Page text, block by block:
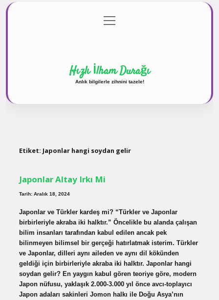
Gizlilik Politikası
menüyü
aç
Hızlı İlham Durağı
Anlık bilgilerle zihnini tazele!
Etiket: Japonlar hangi soydan gelir
Japonlar Altay Irkı Mi
Tarih: Aralık 18, 2024
Japonlar ve Türkler kardeş mi? “Türkler ve Japonlar
birbirleriyle akraba iki halktır.” Öncelikle bu alanda çalışan
bilim insanları tarafından kabul edilen ancak pek
bilinmeyen bilimsel bir gerçeği hatırlatmak isterim. Türkler
ve Japonlar, dilleri aynı aileden ve aynı dil kökünden
geldiği için birbirleriyle akraba iki halktır. Japonlar hangi
soydan gelir? En yaygın kabul gören teoriye göre, modern
Japon nüfusu, yaklaşık 2.000-3.000 yıl önce avcı-toplayıcı
Japon adaları sakinleri Jomon halkı ile Doğu Asya’nın